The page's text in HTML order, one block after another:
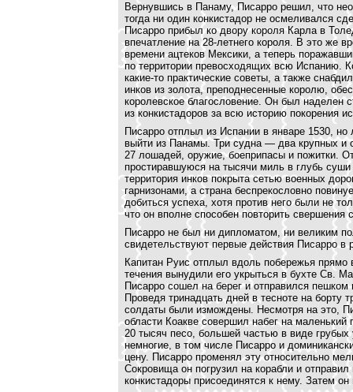
Вернувшись в Панаму, Писарро решил, что
тогда ни один конкистадор не осмеливался
Писарро прибыл ко двору короля Карла в
впечатление на 28-летнего короля. В это же
времени ацтеков Мексики, а теперь
по территории превосходящих всю Испанию.
какие-то практические советы, а также
инков из золота, преподнесенные королю,
королевское благословение. Он был наделен
из конкистадоров за всю историю покорения
Писарро отплыл из Испании в январе 1530,
выйти из Панамы. Три судна — два крупных и
27 лошадей, оружие, боеприпасы и пожитки.
простиравшуюся на тысячи миль в глубь
территория инков покрыта сетью военных
гарнизонами, а страна беспрекословно
добиться успеха, хотя против него были не
что он вполне способен повторить свершения
Писарро не был ни дипломатом, ни великим
свидетельствуют первые действия Писарро в
Капитан Руис отплыл вдоль побережья
течения вынудили его укрыться в бухте Св.
Писарро сошел на берег и отправился
Проведя тринадцать дней в тесноте на борту
солдаты были измождены. Несмотря на это,
области Коакве совершил набег на
20 тысяч песо, большей частью в виде
немногие, в том числе Писарро и
цену. Писарро променял эту относительно
Сокровища он погрузил на корабли и
конкистадоры присоединятся к нему. Затем